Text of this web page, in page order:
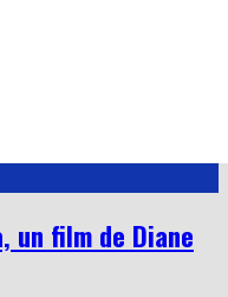
un film de Diane